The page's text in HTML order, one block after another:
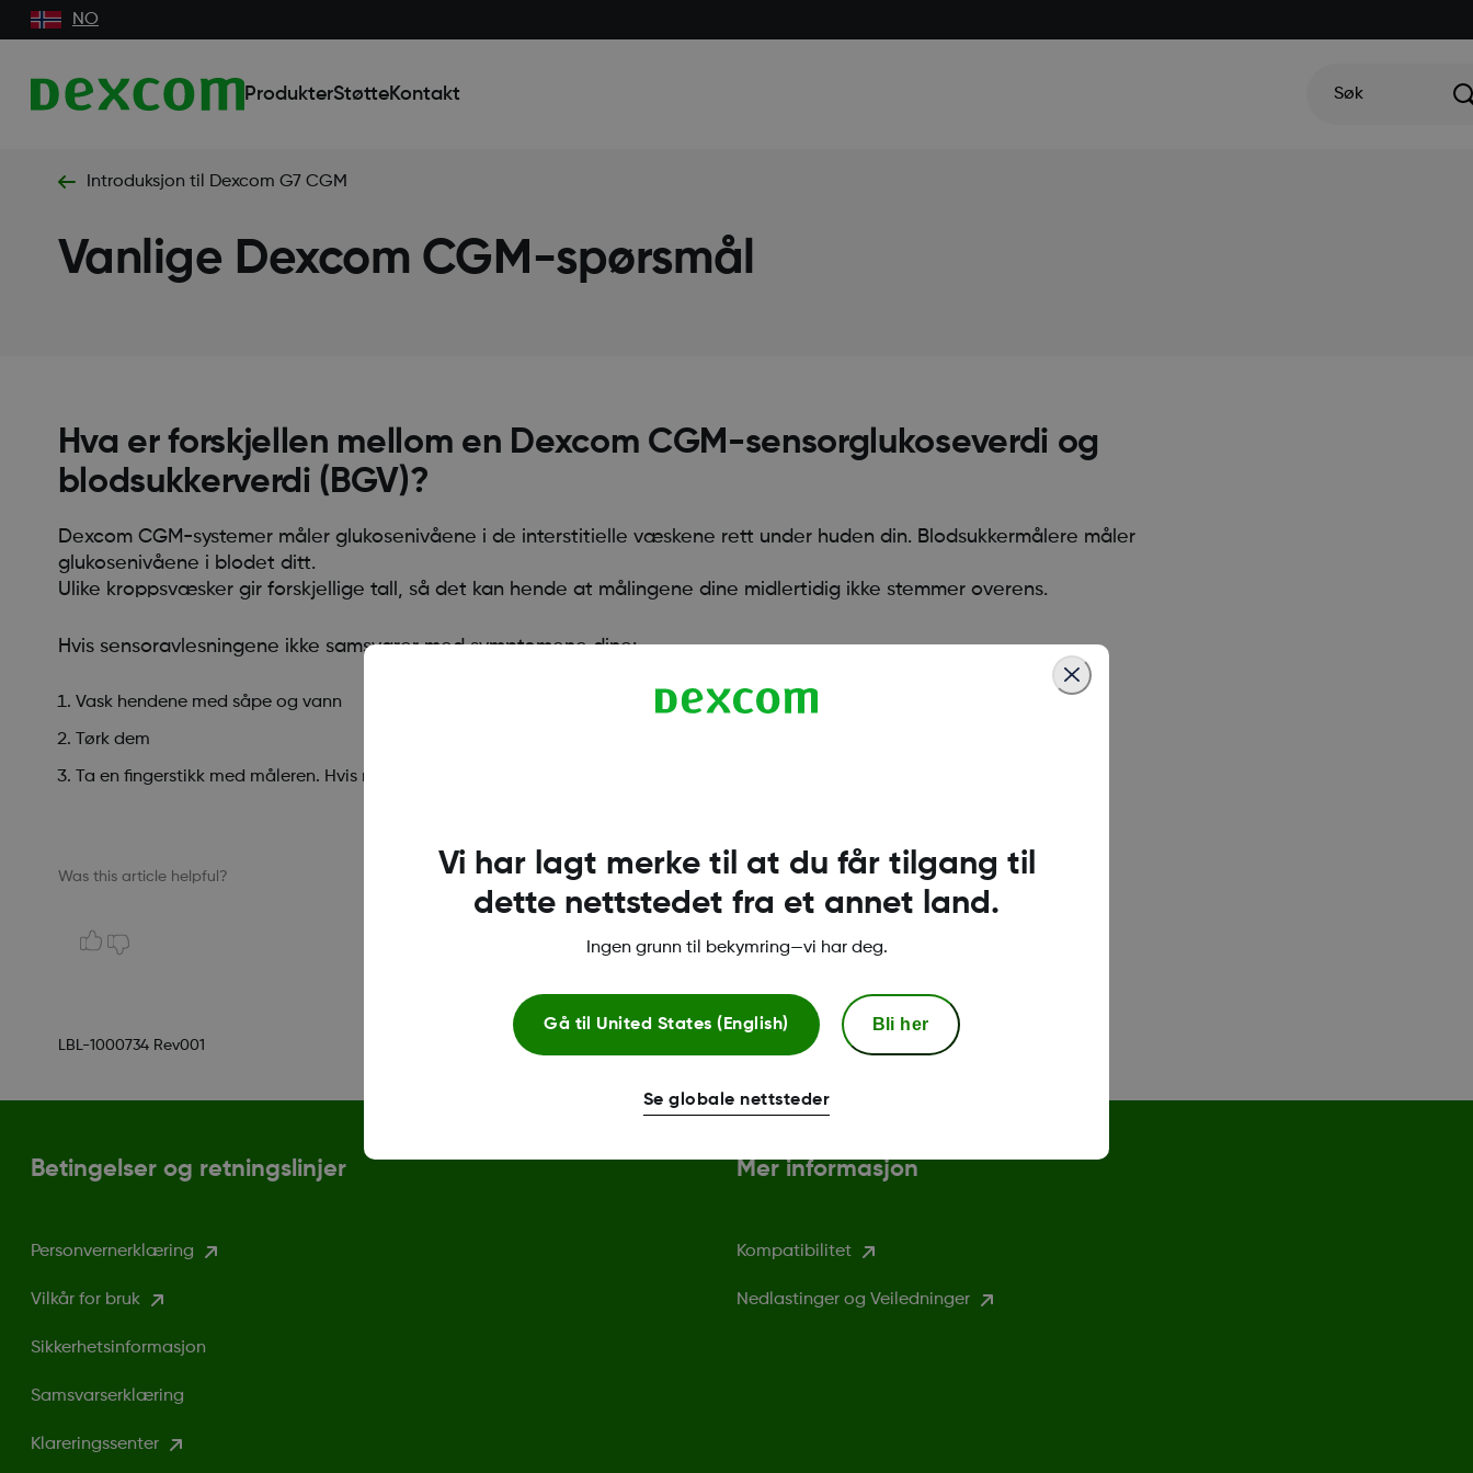
NO
ProdukterStøtteKontakt Søk
Introduksjon til Dexcom G7 CGM
Vanlige Dexcom CGM-spørsmål
Hva er forskjellen mellom en Dexcom CGM-sensorglukoseverdi og
blodsukkerverdi (BGV)?
Dexcom CGM-systemer måler glukosenivåene i de interstitielle væskene rett under huden din. Blodsukkermålere måler
glukosenivåene i blodet ditt.
Ulike kroppsvæsker gir forskjellige tall, så det kan hende at målingene dine midlertidig ikke stemmer overens.
Hvis sensoravlesningene ikke samsvarer med symptomene dine:
Vask hendene med såpe og vann
Tørk dem
Ta en fingerstikk med måleren. Hvis målerverdien samsvarer med symptomene dine, bruk den til å ta beslutning om behandling.
Was this article helpful?
LBL-1000734 Rev001
Betingelser og retningslinjer
Personvernerklæring
Vilkår for bruk
Sikkerhetsinformasjon
Samsvarserklæring
Klareringssenter
Mer informasjon
Kompatibilitet
Nedlastinger og Veiledninger
Vi har lagt merke til at du får tilgang til
dette nettstedet fra et annet land.
Ingen grunn til bekymring—vi har deg.
Gå til United States (English) Bli her
Se globale nettsteder